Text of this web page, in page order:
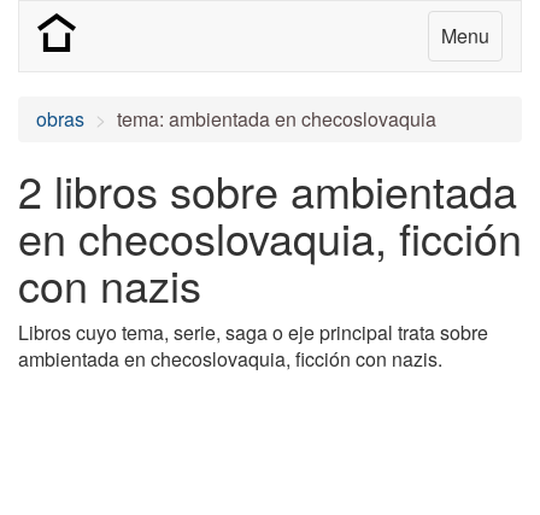
Menu
obras tema: ambientada en checoslovaquia
2 libros sobre ambientada
en checoslovaquia, ficción
con nazis
Libros cuyo tema, serie, saga o eje principal trata sobre
ambientada en checoslovaquia, ficción con nazis.